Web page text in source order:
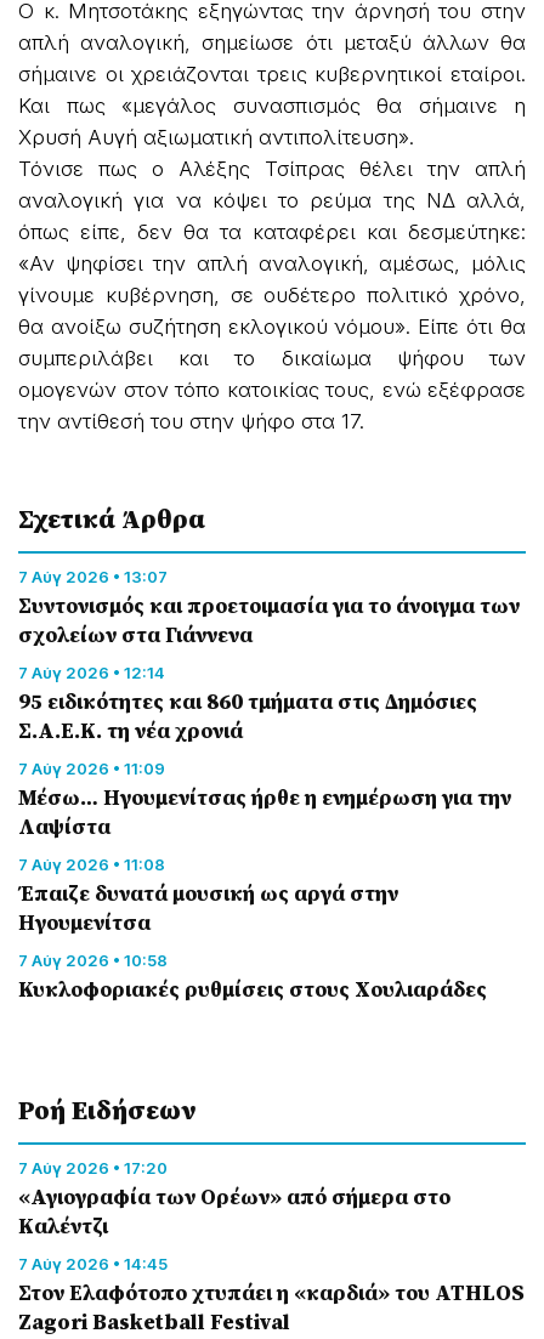
Ο κ. Μητσοτάκης εξηγώντας την άρνησή του στην
απλή αναλογική, σημείωσε ότι μεταξύ άλλων θα
σήμαινε οι χρειάζονται τρεις κυβερνητικοί εταίροι.
Και πως «μεγάλος συνασπισμός θα σήμαινε η
Χρυσή Αυγή αξιωματική αντιπολίτευση».
Τόνισε πως ο Αλέξης Τσίπρας θέλει την απλή
αναλογική για να κόψει το ρεύμα της ΝΔ αλλά,
όπως είπε, δεν θα τα καταφέρει και δεσμεύτηκε:
«Αν ψηφίσει την απλή αναλογική, αμέσως, μόλις
γίνουμε κυβέρνηση, σε ουδέτερο πολιτικό χρόνο,
θα ανοίξω συζήτηση εκλογικού νόμου». Είπε ότι θα
συμπεριλάβει και το δικαίωμα ψήφου των
ομογενών στον τόπο κατοικίας τους, ενώ εξέφρασε
την αντίθεσή του στην ψήφο στα 17.
Σχετικά Άρθρα
7 Αύγ 2026 • 13:07
Συντονισμός και προετοιμασία για το άνοιγμα των
σχολείων στα Γιάννενα
7 Αύγ 2026 • 12:14
95 ειδικότητες και 860 τμήματα στις Δημόσιες
Σ.Α.Ε.Κ. τη νέα χρονιά
7 Αύγ 2026 • 11:09
Μέσω… Ηγουμενίτσας ήρθε η ενημέρωση για την
Λαψίστα
7 Αύγ 2026 • 11:08
Έπαιζε δυνατά μουσική ως αργά στην
Ηγουμενίτσα
7 Αύγ 2026 • 10:58
Κυκλοφοριακές ρυθμίσεις στους Χουλιαράδες
Ροή Eιδήσεων
7 Αύγ 2026 • 17:20
«Αγιογραφία των Ορέων» από σήμερα στο
Καλέντζι
7 Αύγ 2026 • 14:45
Στον Ελαφότοπο χτυπάει η «καρδιά» του ATHLOS
Zagori Basketball Festival